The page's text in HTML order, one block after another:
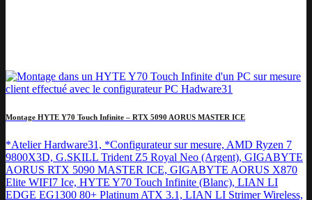
Montage HYTE Y70 Touch Infinite – RTX 5090 AORUS MASTER ICE
*Atelier Hardware31, *Configurateur sur mesure, AMD Ryzen 7
9800X3D, G.SKILL Trident Z5 Royal Neo (Argent), GIGABYTE
AORUS RTX 5090 MASTER ICE, GIGABYTE AORUS X870
Elite WIFI7 Ice, HYTE Y70 Touch Infinite (Blanc), LIAN LI
EDGE EG1300 80+ Platinum ATX 3.1, LIAN LI Strimer Wireless,